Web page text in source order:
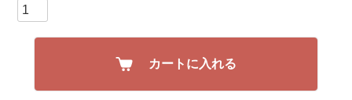
カートに入れる